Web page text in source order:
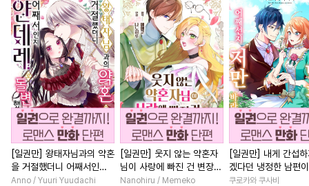
[일권만] 왕태자님과의 약혼
을 거절했더니 어째서인지
얀데레로 돌변했습니다 [단
Anno / Yuuri Yuudachi
[일권만] 웃지 않는 약혼자
님이 사랑에 빠진 건 변장한
저인 것 같습니다 [단행본]
Nanohiru / Memeko
[일권만] 내게 간섭
겠다던 냉정한 남편
선지 저만 바라봅니
쿠로카와 쿠사비